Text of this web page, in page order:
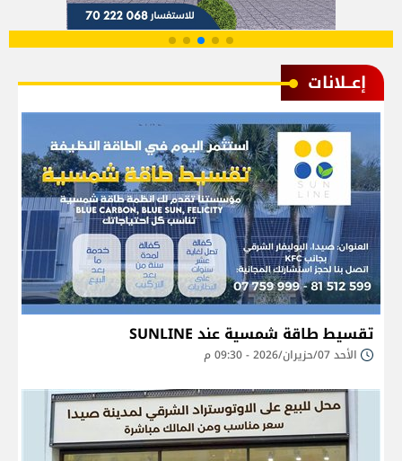
إعــلانات
تقسيط طاقة شمسية عند SUNLINE
الأحد 07/حزيران/2026 - 09:30 م